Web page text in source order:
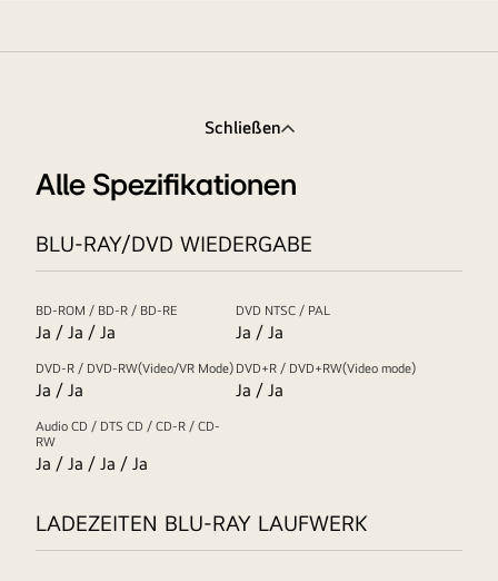
Schließen
Alle Spezifikationen
BLU-RAY/DVD WIEDERGABE
BD-ROM / BD-R / BD-RE
Ja / Ja / Ja
DVD NTSC / PAL
Ja / Ja
DVD-R / DVD-RW(Video/VR Mode)
Ja / Ja
DVD+R / DVD+RW(Video mode)
Ja / Ja
Audio CD / DTS CD / CD-R / CD-
RW
Ja / Ja / Ja / Ja
LADEZEITEN BLU-RAY LAUFWERK